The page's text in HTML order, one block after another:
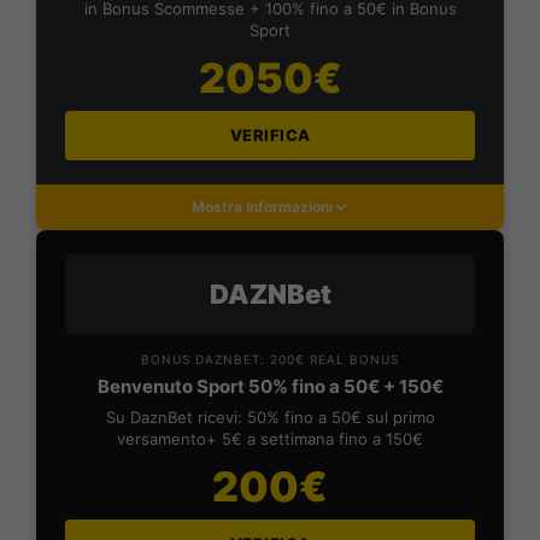
in Bonus Scommesse + 100% fino a 50€ in Bonus
Sport
2050€
VERIFICA
Mostra Informazioni
DAZNBet
BONUS DAZNBET: 200€ REAL BONUS
Benvenuto Sport 50% fino a 50€ + 150€
Su DaznBet ricevi: 50% fino a 50€ sul primo
versamento+ 5€ a settimana fino a 150€
200€